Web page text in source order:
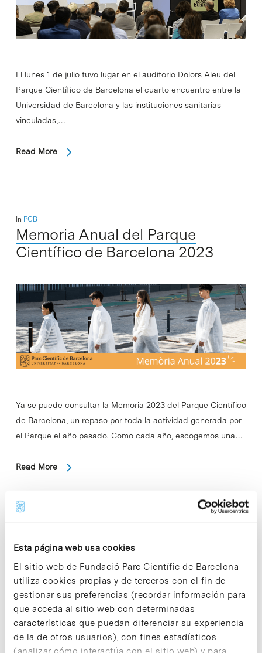
Esta página web usa cookies
El sitio web de Fundació Parc Científic de Barcelona
utiliza cookies propias y de terceros con el fin de
gestionar sus preferencias (recordar información para
que acceda al sitio web con determinadas
características que puedan diferenciar su experiencia
de la de otros usuarios), con fines estadísticos
(analizar cómo interactúa con el sitio web) y para
El lunes 1 de julio tuvo lugar en el auditorio Dolors Aleu del
Parque Científico de Barcelona el cuarto encuentro entre la
Universidad de Barcelona y las instituciones sanitarias
vinculadas,…
Read More
In PCB
Memoria Anual del Parque
Científico de Barcelona 2023
Ya se puede consultar la Memoria 2023 del Parque Científico
de Barcelona, ​​un repaso por toda la actividad generada por
el Parque el año pasado. Como cada año, escogemos una…
Read More
El Parque Científico de Barcelona
obsequia con 30 lotes de material
de laboratorio en centros
educativos de máxima
complejidad